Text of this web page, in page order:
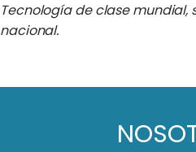
Tecnología de clase
nacional.